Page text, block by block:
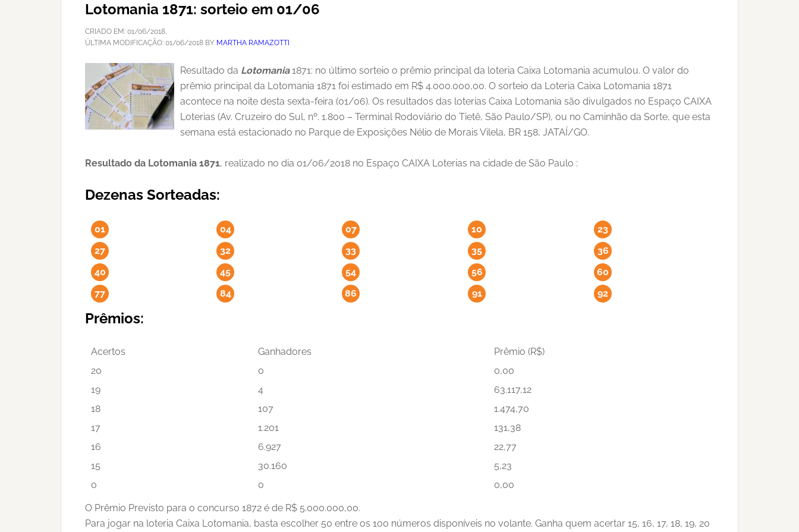
Lotomania 1871: sorteio em 01/06
CRIADO EM: 01/06/2018,
ÚLTIMA MODIFICAÇÃO: 01/06/2018 BY MARTHA RAMAZOTTI
Resultado da Lotomania1871: no último sorteio o prêmio principal da loteria Caixa Lotomania acumulou. O valor do
prêmio principal da Lotomania 1871 foi estimado em R$ 4.000.000,00. O sorteio da Loteria Caixa Lotomania 1871
acontece na noite desta sexta-feira (01/06). Os resultados das loterias Caixa Lotomania são divulgados no Espaço CAIXA
Loterias (Av. Cruzeiro do Sul, nº. 1.800 – Terminal Rodoviário do Tietê, São Paulo/SP), ou no Caminhão da Sorte, que esta
semana está estacionado no Parque de Exposições Nélio de Morais Vilela, BR 158, JATAÍ/GO.
Resultado da Lotomania 1871, realizado no dia 01/06/2018 no Espaço CAIXA Loterias na cidade de São Paulo :
Dezenas Sorteadas:
01 04 07 10
23
27
32 33 35
36
40
45 54 56
60
77
84 86 91 92
Prêmios:
Acertos Ganhadores
Prêmio (R$)
20
0
0,00
19
4
63.117,12
18
107
1.474,70
17
1.201
131,38
16
6.927
22,77
15
30.160
5,23
0
0 0,00
O Prêmio Previsto para o concurso 1872 é de R$ 5.000.000,00.
Para jogar na loteria Caixa Lotomania, basta escolher 50 entre os 100 números disponíveis no volante. Ganha quem acertar 15, 16, 17, 18, 19, 20